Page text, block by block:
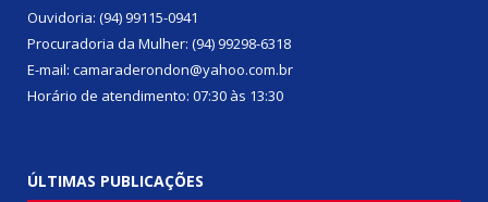
Ouvidoria: (94) 99115-0941
Procuradoria da Mulher: (94) 99298-6318
E-mail: camaraderondon@yahoo.com.br
Horário de atendimento: 07:30 às 13:30
ÚLTIMAS PUBLICAÇÕES